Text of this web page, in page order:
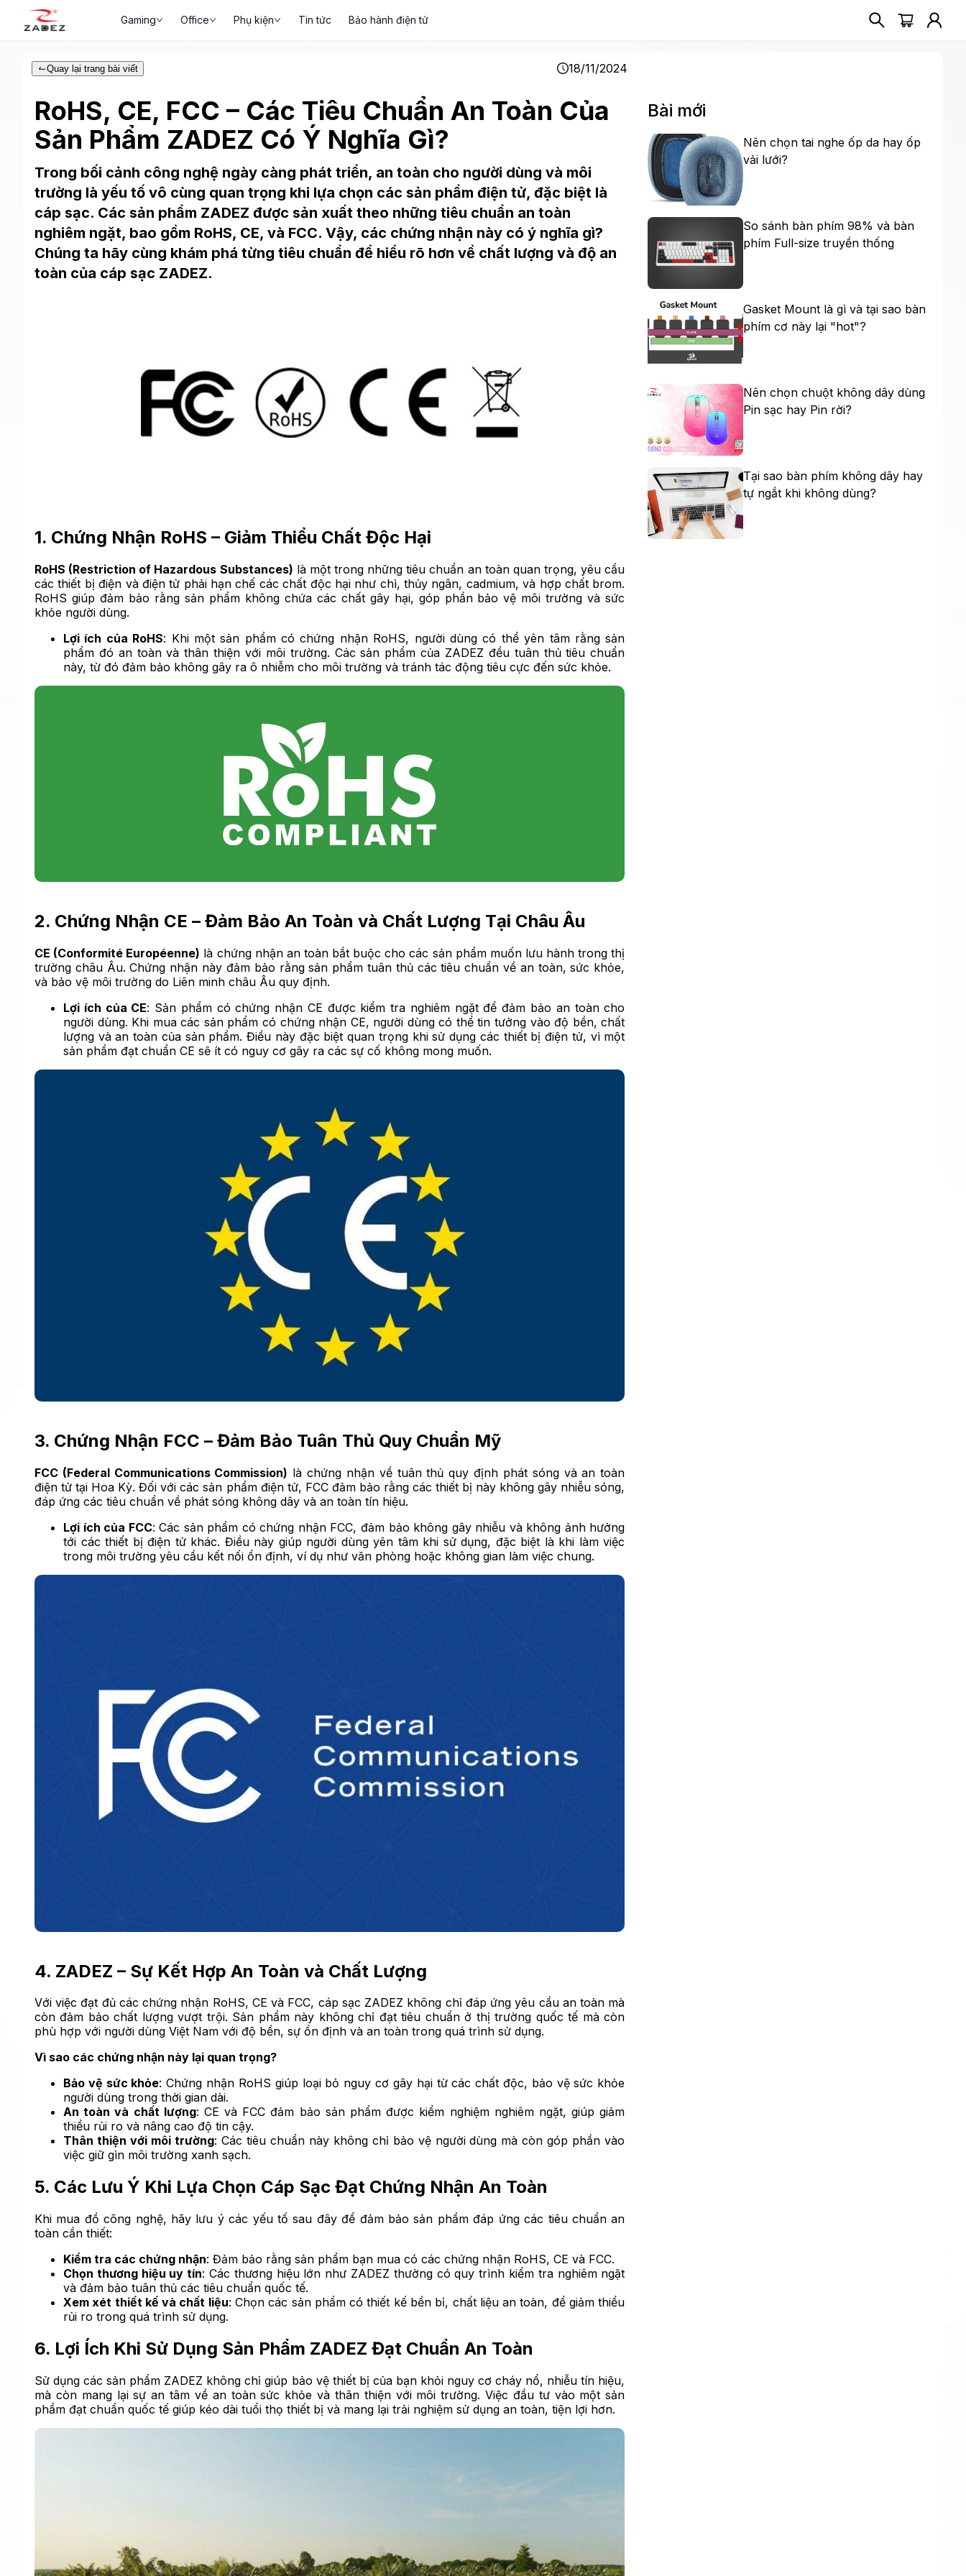
Gaming Office Phụ kiện Tin tức Bảo hành điện tử
Quay lại trang bài viết 18/11/2024
RoHS, CE, FCC – Các Tiêu Chuẩn An Toàn Của
Sản Phẩm ZADEZ Có Ý Nghĩa Gì?
Trong bối cảnh công nghệ ngày càng phát triển, an toàn cho người dùng và môi
trường là yếu tố vô cùng quan trọng khi lựa chọn các sản phẩm điện tử, đặc biệt là
cáp sạc. Các sản phẩm ZADEZ được sản xuất theo những tiêu chuẩn an toàn
nghiêm ngặt, bao gồm RoHS, CE, và FCC. Vậy, các chứng nhận này có ý nghĩa gì?
Chúng ta hãy cùng khám phá từng tiêu chuẩn để hiểu rõ hơn về chất lượng và độ an
toàn của cáp sạc ZADEZ.
1. Chứng Nhận RoHS – Giảm Thiểu Chất Độc Hại
RoHS (Restriction of Hazardous Substances) là một trong những tiêu chuẩn an toàn quan trọng, yêu cầu
các thiết bị điện và điện tử phải hạn chế các chất độc hại như chì, thủy ngân, cadmium, và hợp chất brom.
RoHS giúp đảm bảo rằng sản phẩm không chứa các chất gây hại, góp phần bảo vệ môi trường và sức
khỏe người dùng.
Lợi ích của RoHS: Khi một sản phẩm có chứng nhận RoHS, người dùng có thể yên tâm rằng sản
phẩm đó an toàn và thân thiện với môi trường. Các sản phẩm của ZADEZ đều tuân thủ tiêu chuẩn
này, từ đó đảm bảo không gây ra ô nhiễm cho môi trường và tránh tác động tiêu cực đến sức khỏe.
2. Chứng Nhận CE – Đảm Bảo An Toàn và Chất Lượng Tại Châu Âu
CE (Conformité Européenne) là chứng nhận an toàn bắt buộc cho các sản phẩm muốn lưu hành trong thị
trường châu Âu. Chứng nhận này đảm bảo rằng sản phẩm tuân thủ các tiêu chuẩn về an toàn, sức khỏe,
và bảo vệ môi trường do Liên minh châu Âu quy định.
Lợi ích của CE: Sản phẩm có chứng nhận CE được kiểm tra nghiêm ngặt để đảm bảo an toàn cho
người dùng. Khi mua các sản phẩm có chứng nhận CE, người dùng có thể tin tưởng vào độ bền, chất
lượng và an toàn của sản phẩm. Điều này đặc biệt quan trọng khi sử dụng các thiết bị điện tử, vì một
sản phẩm đạt chuẩn CE sẽ ít có nguy cơ gây ra các sự cố không mong muốn.
3. Chứng Nhận FCC – Đảm Bảo Tuân Thủ Quy Chuẩn Mỹ
FCC (Federal Communications Commission) là chứng nhận về tuân thủ quy định phát sóng và an toàn
điện tử tại Hoa Kỳ. Đối với các sản phẩm điện tử, FCC đảm bảo rằng các thiết bị này không gây nhiễu sóng,
đáp ứng các tiêu chuẩn về phát sóng không dây và an toàn tín hiệu.
Lợi ích của FCC: Các sản phẩm có chứng nhận FCC, đảm bảo không gây nhiễu và không ảnh hưởng
tới các thiết bị điện tử khác. Điều này giúp người dùng yên tâm khi sử dụng, đặc biệt là khi làm việc
trong môi trường yêu cầu kết nối ổn định, ví dụ như văn phòng hoặc không gian làm việc chung.
4. ZADEZ – Sự Kết Hợp An Toàn và Chất Lượng
Với việc đạt đủ các chứng nhận RoHS, CE và FCC, cáp sạc ZADEZ không chỉ đáp ứng yêu cầu an toàn mà
còn đảm bảo chất lượng vượt trội. Sản phẩm này không chỉ đạt tiêu chuẩn ở thị trường quốc tế mà còn
phù hợp với người dùng Việt Nam với độ bền, sự ổn định và an toàn trong quá trình sử dụng.
Vì sao các chứng nhận này lại quan trọng?
Bảo vệ sức khỏe: Chứng nhận RoHS giúp loại bỏ nguy cơ gây hại từ các chất độc, bảo vệ sức khỏe
người dùng trong thời gian dài.
An toàn và chất lượng: CE và FCC đảm bảo sản phẩm được kiểm nghiệm nghiêm ngặt, giúp giảm
thiểu rủi ro và nâng cao độ tin cậy.
Thân thiện với môi trường: Các tiêu chuẩn này không chỉ bảo vệ người dùng mà còn góp phần vào
việc giữ gìn môi trường xanh sạch.
5. Các Lưu Ý Khi Lựa Chọn Cáp Sạc Đạt Chứng Nhận An Toàn
Khi mua đồ công nghệ, hãy lưu ý các yếu tố sau đây để đảm bảo sản phẩm đáp ứng các tiêu chuẩn an
toàn cần thiết:
Kiểm tra các chứng nhận: Đảm bảo rằng sản phẩm bạn mua có các chứng nhận RoHS, CE và FCC.
Chọn thương hiệu uy tín: Các thương hiệu lớn như ZADEZ thường có quy trình kiểm tra nghiêm ngặt
và đảm bảo tuân thủ các tiêu chuẩn quốc tế.
Xem xét thiết kế và chất liệu: Chọn các sản phẩm có thiết kế bền bỉ, chất liệu an toàn, để giảm thiểu
rủi ro trong quá trình sử dụng.
6. Lợi Ích Khi Sử Dụng Sản Phẩm ZADEZ Đạt Chuẩn An Toàn
Sử dụng các sản phẩm ZADEZ không chỉ giúp bảo vệ thiết bị của bạn khỏi nguy cơ cháy nổ, nhiễu tín hiệu,
mà còn mang lại sự an tâm về an toàn sức khỏe và thân thiện với môi trường. Việc đầu tư vào một sản
phẩm đạt chuẩn quốc tế giúp kéo dài tuổi thọ thiết bị và mang lại trải nghiệm sử dụng an toàn, tiện lợi hơn.
Bài mới
Nên chọn tai nghe ốp da hay ốp
vải lưới?
So sánh bàn phím 98% và bàn
phím Full-size truyền thống
Gasket Mount là gì và tại sao bàn
phím cơ này lại "hot"?
Nên chọn chuột không dây dùng
Pin sạc hay Pin rời?
Tại sao bàn phím không dây hay
tự ngắt khi không dùng?